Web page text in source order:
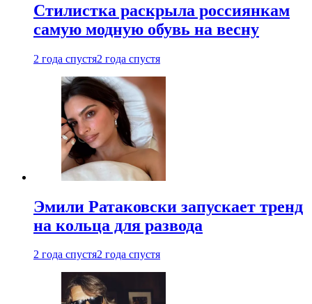
Стилистка раскрыла россиянкам
самую модную обувь на весну
2 года спустя2 года спустя
Эмили Ратаковски запускает тренд
на кольца для развода
2 года спустя2 года спустя